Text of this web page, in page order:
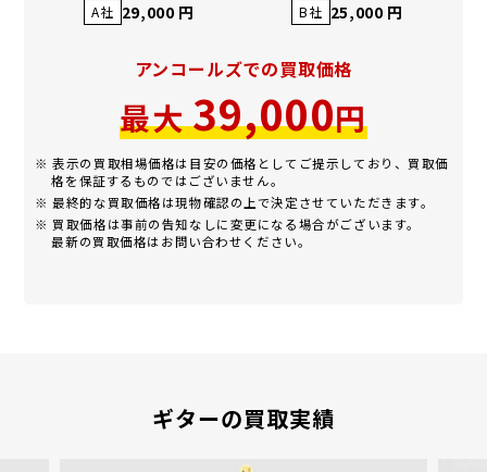
A社 29,000 円 B社 25,000 円
アンコールズでの買取価格
最大39,000円
※ 表示の買取相場価格は目安の価格としてご提示しており、買取価
格を保証するものではございません。
※ 最終的な買取価格は現物確認の上で決定させていただきます。
※ 買取価格は事前の告知なしに変更になる場合がございます。
最新の買取価格はお問い合わせください。
ギターの買取実績